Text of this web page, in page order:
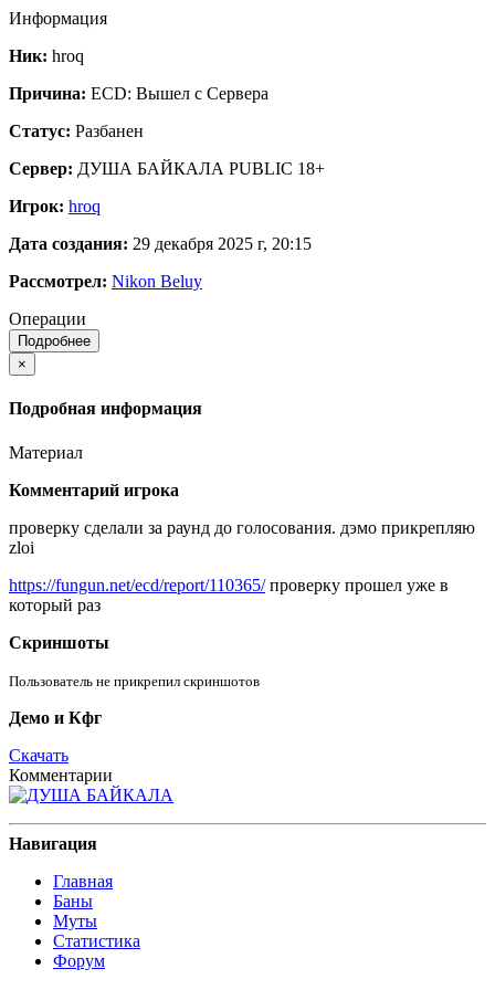
Информация
Ник: hroq
Причина: ECD: Вышел с Сервера
Статус: Разбанен
Сервер: ДУША БАЙКАЛА PUBLIC 18+
Игрок: hroq
Дата создания: 29 декабря 2025 г, 20:15
Рассмотрел: Nikon Beluy
Операции
Подробнее
×
Подробная информация
Материал
Комментарий игрока
проверку сделали за раунд до голосования. дэмо прикрепляю
zloi
https://fungun.net/ecd/report/110365/проверку прошел уже в
который раз
Скриншоты
Пользователь не прикрепил скриншотов
Демо и Кфг
Скачать
Комментарии
Навигация
Главная
Баны
Муты
Статистика
Форум